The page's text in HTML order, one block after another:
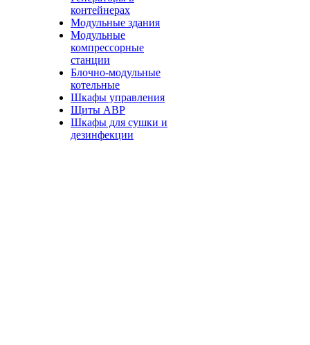
контейнерах
Модульные здания
Модульные
компрессорные
станции
Блочно-модульные
котельные
Шкафы управления
Щиты АВР
Шкафы для сушки и
дезинфекции